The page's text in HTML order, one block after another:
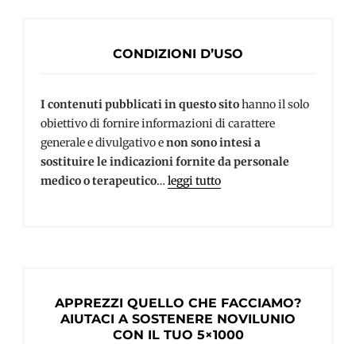
CONDIZIONI D’USO
I contenuti pubblicati in questo sitohanno il solo
obiettivo di fornire informazioni di carattere
generale e divulgativo enon sono intesi a
sostituire le indicazioni fornite da personale
medico o terapeutico…leggi tutto
APPREZZI QUELLO CHE FACCIAMO?
AIUTACI A SOSTENERE NOVILUNIO
CON IL TUO 5×1000